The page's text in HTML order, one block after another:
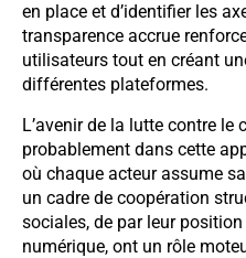
en place et d’identifier les
transparence accrue
utilisateurs tout en créant
différentes plateformes.
L’avenir de la lutte contre le
probablement dans cette
où chaque acteur assume
un cadre de coopération
sociales, de par leur
numérique, ont un rôle